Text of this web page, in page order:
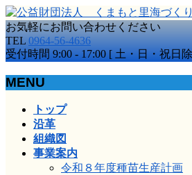
お気軽にお問い合わせください
TEL 0964-56-4636
受付時間 9:00 - 17:00 [ 土・日・祝日
MENU
トップ
沿革
組織図
事業案内
令和８年度種苗生産計画